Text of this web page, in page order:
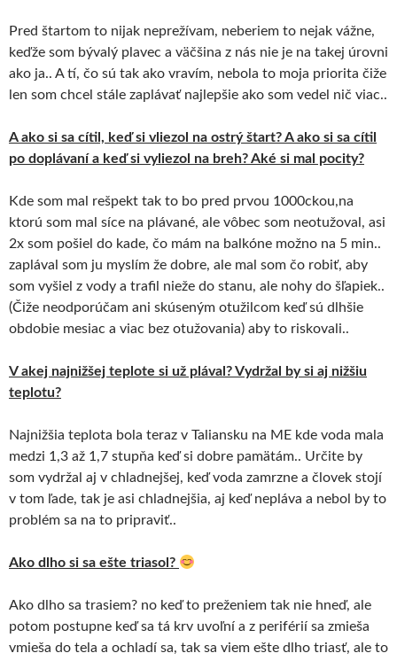
Pred štartom to nijak neprežívam, neberiem to nejak vážne,
keďže som bývalý plavec a väčšina z nás nie je na takej úrovni
ako ja.. A tí, čo sú tak ako vravím, nebola to moja priorita čiže
len som chcel stále zaplávať najlepšie ako som vedel nič viac..
A ako si sa cítil, keď si vliezol na ostrý štart? A ako si sa cítil
po doplávaní a keď si vyliezol na breh? Aké si mal pocity?
Kde som mal rešpekt tak to bo pred prvou 1000ckou,na
ktorú som mal síce na plávané, ale vôbec som neotužoval, asi
2x som pošiel do kade, čo mám na balkóne možno na 5 min..
zaplával som ju myslím že dobre, ale mal som čo robiť, aby
som vyšiel z vody a trafil nieže do stanu, ale nohy do šľapiek..
(Čiže neodporúčam ani skúseným otužilcom keď sú dlhšie
obdobie mesiac a viac bez otužovania) aby to riskovali..
V akej najnižšej teplote si už plával? Vydržal by si aj nižšiu
teplotu?
Najnižšia teplota bola teraz v Taliansku na ME kde voda mala
medzi 1,3 až 1,7 stupňa keď si dobre pamätám.. Určite by
som vydržal aj v chladnejšej, keď voda zamrzne a človek stojí
v tom ľade, tak je asi chladnejšia, aj keď nepláva a nebol by to
problém sa na to pripraviť..
Ako dlho si sa ešte triasol?
Ako dlho sa trasiem? no keď to preženiem tak nie hneď, ale
potom postupne keď sa tá krv uvoľní a z periférií sa zmieša
vmieša do tela a ochladí sa, tak sa viem ešte dlho triasť, ale to